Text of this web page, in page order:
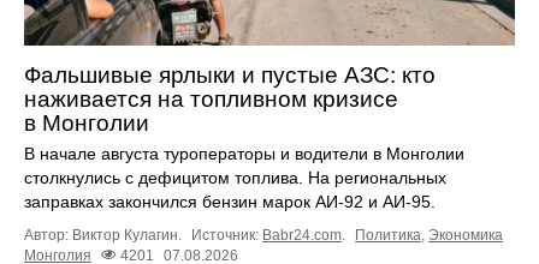
Фальшивые ярлыки и пустые АЗС: кто
наживается на топливном кризисе
в Монголии
В начале августа туроператоры и водители в Монголии
столкнулись с дефицитом топлива. На региональных
заправках закончился бензин марок АИ-92 и АИ-95.
Автор: Виктор Кулагин. Источник: Babr24.com Политика Экономика
Монголия
4201 07.08.2026